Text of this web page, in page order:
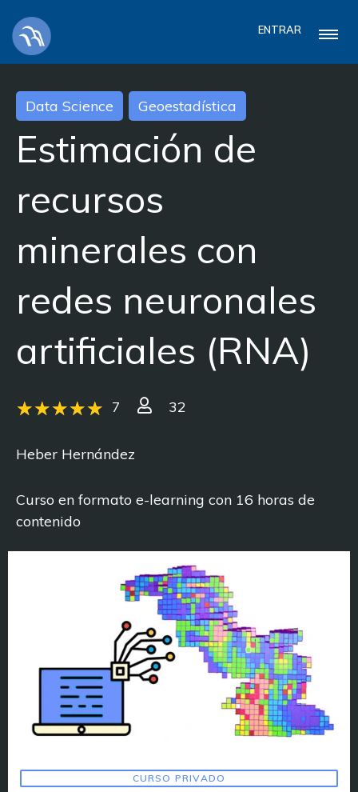
ENTRAR
Data Science Geoestadística
Estimación de
recursos
minerales con
redes neuronales
artificiales (RNA)
7 32
Heber Hernández
Curso en formato e-learning con 16 horas de
contenido
CURSO PRIVADO